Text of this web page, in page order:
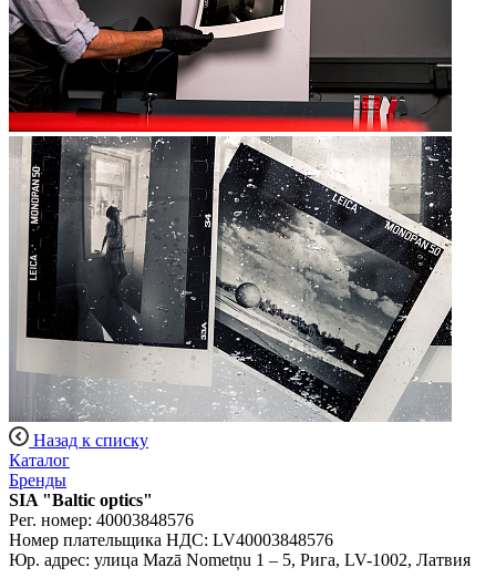
Назад к списку
Каталог
Бренды
SIA "Baltic optics"
Рег. номер: 40003848576
Номер плательщика НДС: LV40003848576
Юр. адрес: улица Mazā Nometņu 1 – 5, Рига, LV-1002, Латвия